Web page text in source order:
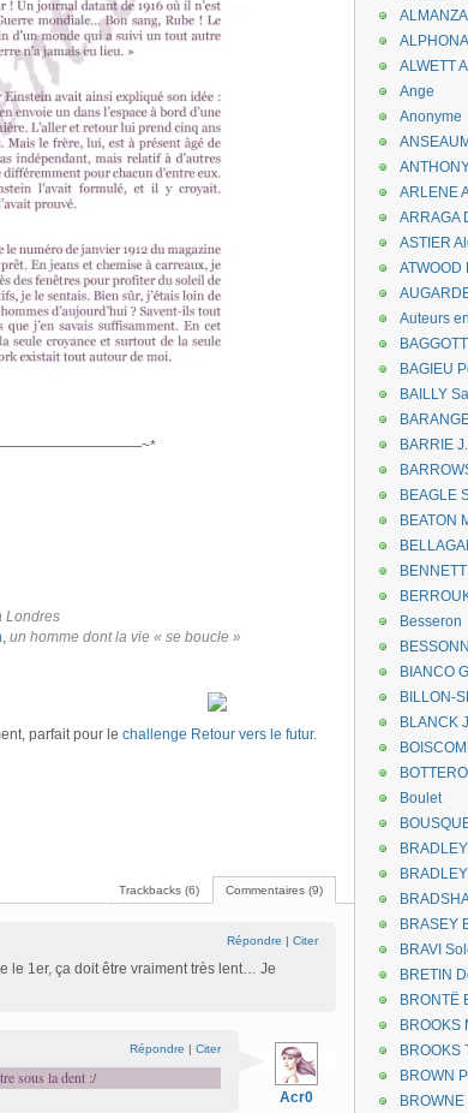
Londres
, un homme dont la vie « se boucle »
parfait pour le challenge Retour vers le futur.
Commentaires (9)
Trackbacks (6)
Répondre | Citer
le 1er, ça doit être vraiment très lent… Je
Acr0
Répondre | Citer
sous la dent :/
ALWETT
Ange
Anonyme
ARLENE
ARRAGA
ASTIER
ATWOOD
Auteurs
BAGIEU
BAILLY
BARRIE
BEAGLE
BEATON
Besseron
BIANCO
BILLON-
BLANCK
Boulet
BRASEY
BRAVI
BRETIN
BRONTË
BROOKS
BROOKS
BROWN
BROWNE